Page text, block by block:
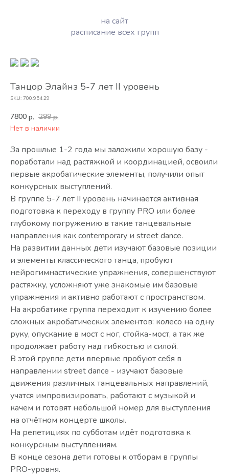
на сайт
расписание всех групп
Танцор Элайнз 5-7 лет II уровень
SKU: 700.954.29
7800 р. 299 р.
Нет в наличии
За прошлые 1-2 года мы заложили хорошую базу -
поработали над растяжкой и координацией, освоили
первые акробатические элементы, получили опыт
конкурсных выступлений.
В группе 5-7 лет II уровень начинается активная
подготовка к переходу в группу PRO или более
глубокому погружению в такие танцевальные
направления как contemporary и street dance.
На развитии данных дети изучают базовые позиции
и элементы классического танца, пробуют
нейрогимнастические упражнения, совершенствуют
растяжку, усложняют уже знакомые им базовые
упражнения и активно работают с пространством.
На акробатике группа переходит к изучению более
сложных акробатических элементов: колесо на одну
руку, опускание в мост с ног, стойка-мост, а так же
продолжает работу над гибкостью и силой.
В этой группе дети впервые пробуют себя в
направлении street dance - изучают базовые
движения различных танцевальных направлений,
учатся импровизировать, работают с музыкой и
качем и готовят небольшой номер для выступления
на отчётном концерте школы.
На репетициях по субботам идёт подготовка к
конкурсным выступлениям.
В конце сезона дети готовы к отборам в группы
PRO-уровня.